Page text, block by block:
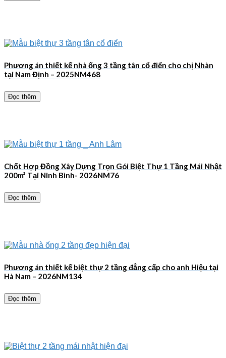
Phương án thiết kế nhà ống 3 tầng tân cổ điển cho chị Nhàn
tại Nam Định – 2025NM468
Đọc thêm
Chốt Hợp Đồng Xây Dựng Trọn Gói Biệt Thự 1 Tầng Mái Nhật
200m² Tại Ninh Bình- 2026NM76
Đọc thêm
Phương án thiết kế biệt thự 2 tầng đẳng cấp cho anh Hiệu tại
Hà Nam – 2026NM134
Đọc thêm